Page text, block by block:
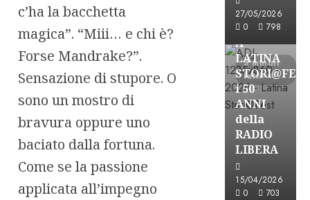
c’ha la bacchetta
magica”. “Miii… e chi è?
Forse Mandrake?”.
Sensazione di stupore. O
sono un mostro di
bravura oppure uno
baciato dalla fortuna.
Come se la passione
applicata all’impegno
27/05/2026
0
798
3 minuti
letti
Astorri News
FREE
A
LATINA
i 50
ANNI
della
RADIO
LIBERA
15/04/2026
0
703
Astorri News